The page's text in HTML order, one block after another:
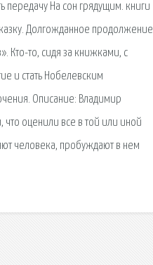
передачу На сон грядущим. книги
Долгожданное продолжение
Кто-то, сидя за книжками, с
и стать Нобелевским
Описание: Владимир
что оценили все в той или иной
человека, пробуждают в нем